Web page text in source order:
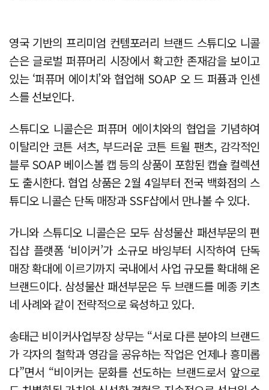
영국 기반의 프리미엄 컨템포러리 브랜드 스튜디오 니콜
슨은 글로벌 퍼퓨머리 시장에서 확고한 존재감을 보이고
있는 ‘퍼퓨머 에이치’와 협업해 SOAP 오 드 퍼퓸과 인센
스를 선보인다.
스튜디오 니콜슨은 퍼퓨머 에이치와의 협업을 기념하여
이탈리안 코튼 셔츠, 부드러운 코튼 트윌 팬츠, 감각적인
블루 SOAP 베이스볼 캡 등의 상품이 포함된 캡슐 컬렉션
도 출시한다. 협업 상품은 2월 4일부터 전국 백화점의 스
튜디오 니콜슨 단독 매장과 SSF샵에서 만나볼 수 있다.
가니와 스튜디오 니콜슨은 모두 삼성물산 패션부문의 편
집샵 플랫폼 ‘비이커’가 소규모 바잉부터 시작하여 단독
매장 확대에 이르기까지 국내에서 사업 규모를 확대해 온
브랜드이다. 삼성물산 패션부문은 두 브랜드를 메종 키츠
네 사례와 같이 전략적으로 육성하고 있다.
송태근 비이커사업부장 상무는 “서로 다른 분야의 브랜드
가 각자의 철학과 영감을 공유하는 작업은 언제나 흥미롭
다”면서 “비이커는 문화를 선도하는 브랜드로서 앞으로